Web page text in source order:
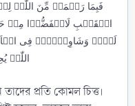
فَبِمَا رَحۡمَۃٍ مِّنَ
الۡقَلۡبِ لَانۡفَضُّوۡا
لَہُمۡ وَشَاوِرۡہُمۡ فِی
اللّٰہَ
প্রতি কোমল চিত্ত।